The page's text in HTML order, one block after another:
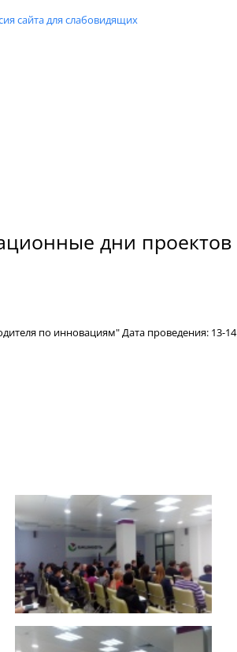
сайта для слабовидящих
дни
по инновациям" Дата проведения: 13-